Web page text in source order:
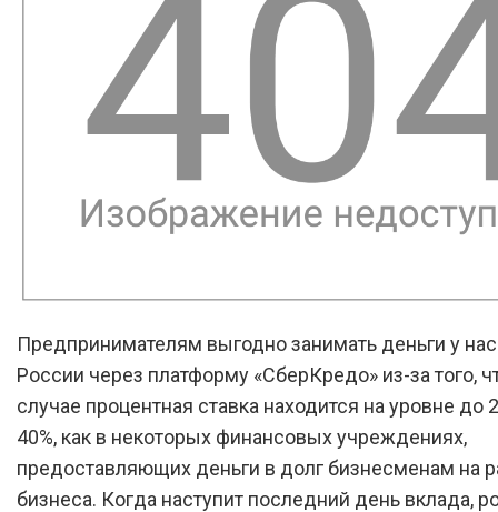
Предпринимателям выгодно занимать деньги у
России через платформу «СберКредо» из-за того,
случае процентная ставка находится на уровне до
40%, как в некоторых финансовых учреждениях,
предоставляющих деньги в долг бизнесменам на
бизнеса. Когда наступит последний день вклада,